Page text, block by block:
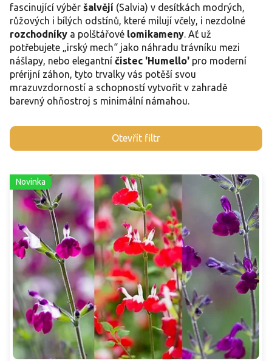
fascinující výběr šalvějí (Salvia) v desítkách modrých,
růžových i bílých odstínů, které milují včely, i nezdolné
rozchodníky a polštářové lomikameny . Ať už
potřebujete „irský mech“ jako náhradu trávníku mezi
nášlapy, nebo elegantní čistec 'Humello' pro moderní
prérijní záhon, tyto trvalky vás potěší svou
mrazuvzdorností a schopností vytvořit v zahradě
barevný ohňostroj s minimální námahou.
Otevřít filtr
V
ý
i
p
o
d
u
k
ů
Novinka